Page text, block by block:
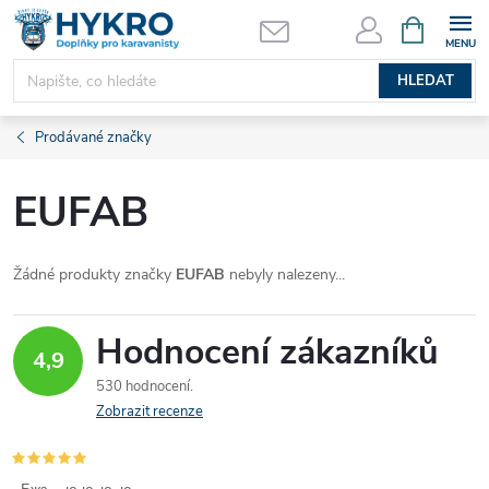
Přejít
obsah
HLEDAT
NÁKUPNÍ
KOŠÍK
Prodávané značky
EUFAB
Žádné produkty značky EUFAB nebyly nalezeny...
4,9 Hodnocení zákazníků
530 hodnocení
Zobrazit recenze